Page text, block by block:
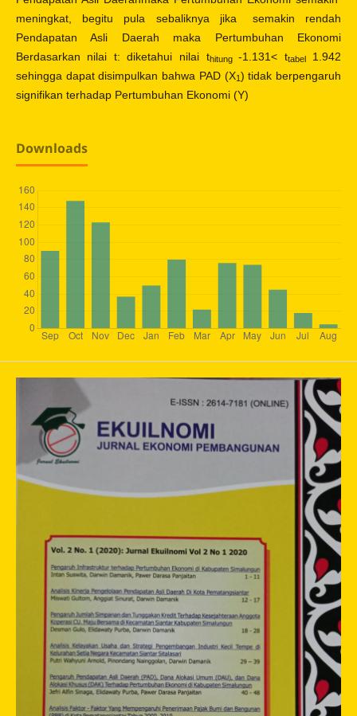
meningkat, begitu pula sebaliknya jika semakin rendah
Pendapatan Asli Daerah maka Pertumbuhan Ekonomi
Berdasarkan nilai t: diketahui nilai thitung-1.131< ttabel1.942
sehingga dapat disimpulkan bahwa PAD (X1 ) tidak berpengaruh
signifikan terhadap Pertumbuhan Ekonomi (Y)
Downloads